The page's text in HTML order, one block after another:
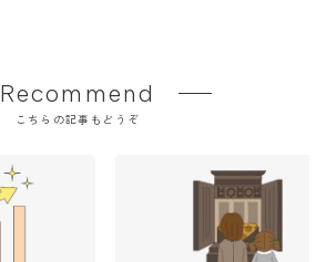
Recommend
こちらの記事もどうぞ